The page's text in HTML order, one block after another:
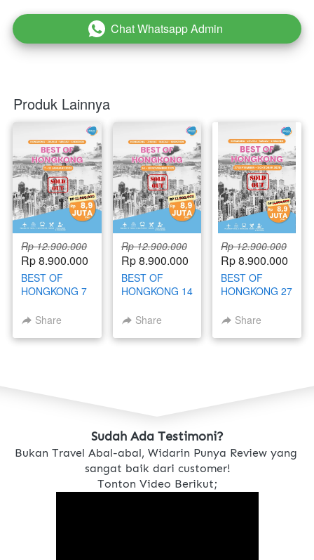
` Chat Whatsapp Admin
Produk Lainnya
Rp 12.900.000
Rp 8.900.000
BEST OF
HONGKONG 7
2026Share
Rp 12.900.000
Rp 8.900.000
BEST OF
HONGKONG 14
NOVEMBER
Share
Rp 12.900.000
Rp 8.900.000
BEST OF
HONGKONG 27
1 OKTOBER
Share
Sudah Ada Testimoni?
Bukan Travel Abal-abal, Widarin Punya Review yang
sangat baik dari customer!
Tonton Video Berikut;